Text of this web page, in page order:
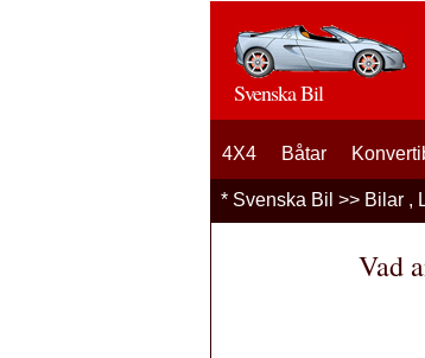
Svenska Bil
4X4 Båtar
* Svenska Bil >> Bilar ,
Vad